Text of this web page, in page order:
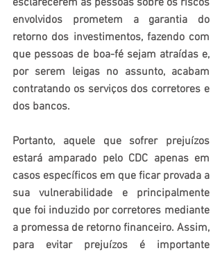
envolvidos prometem a garantia do
retorno dos investimentos, fazendo com
que pessoas de boa-fé sejam atraídas e,
por serem leigas no assunto, acabam
contratando os serviços dos corretores e
dos bancos.
Portanto, aquele que sofrer prejuízos
estará amparado pelo CDC apenas em
casos específicos em que ficar provada a
sua vulnerabilidade e principalmente
que foi induzido por corretores mediante
a promessa de retorno financeiro. Assim,
para evitar prejuízos é importante